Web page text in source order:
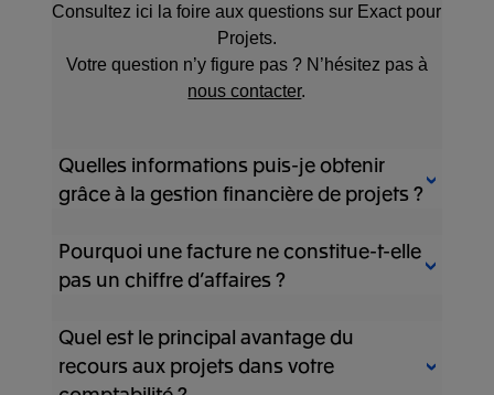
Consultez ici la foire aux questions sur Exact pour
Projets.
Votre question n’y figure pas ? N’hésitez pas à
nous contacter.
Quelles informations puis-je obtenir
grâce à la gestion financière de projets ?
Vous obtenez une vue d’ensemble
détaillée des coûts, des recettes et des
permet d’évaluer la santé financière de
chaque projet, d’identifier les points faibles
et d’apporter les ajustements nécessaires
Pourquoi une facture ne constitue-t-elle
pas un chiffre d’affaires ?
Une facture n’est qu’une créance, et non
un chiffre d’affaires réalisé. En d'autres
termes, lorsque vous envoyez une facture,
Quel est le principal avantage du
recours aux projets dans votre